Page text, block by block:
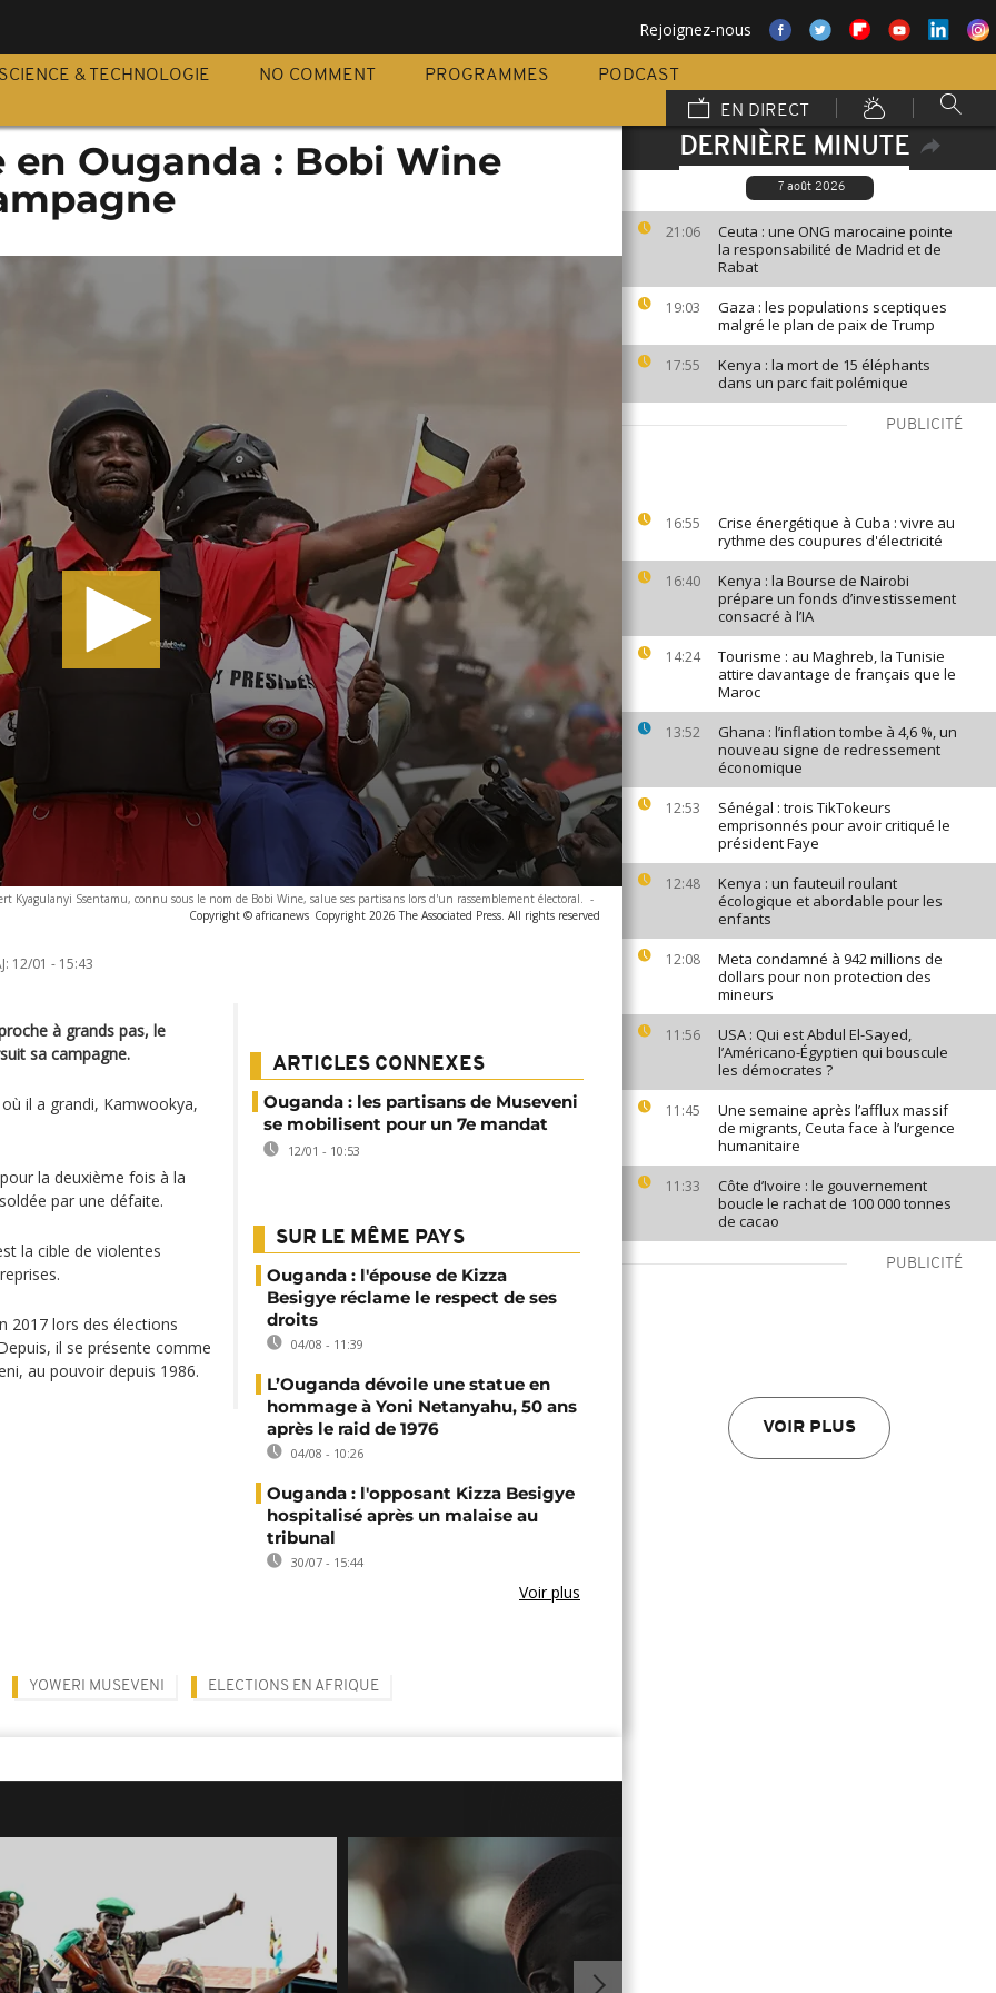
Rejoignez-nous
SCIENCE & TECHNOLOGIE NO COMMENT PROGRAMMES
PODCAST
EN DIRECT
DERNIÈRE MINUTE
7 août 2026
21:06
Ceuta : une ONG marocaine pointe
la responsabilité de Madrid et de
Rabat
19:03
Gaza : les populations sceptiques
malgré le plan de paix de Trump
17:55
Kenya : la mort de 15 éléphants
dans un parc fait polémique
PUBLICITÉ
16:55
Crise énergétique à Cuba : vivre au
rythme des coupures d'électricité
16:40
Kenya : la Bourse de Nairobi
prépare un fonds d’investissement
consacré à l’IA
14:24
Tourisme : au Maghreb, la Tunisie
attire davantage de français que le
Maroc
13:52
Ghana : l’inflation tombe à 4,6 %, un
nouveau signe de redressement
économique
12:53
Sénégal : trois TikTokeurs
emprisonnés pour avoir critiqué le
président Faye
12:48
Kenya : un fauteuil roulant
écologique et abordable pour les
enfants
12:08
Meta condamné à 942 millions de
dollars pour non protection des
mineurs
11:56
USA : Qui est Abdul El-Sayed,
l’Américano-Égyptien qui bouscule
les démocrates ?
11:45
Une semaine après l’afflux massif
de migrants, Ceuta face à l’urgence
humanitaire
11:33
Côte d’Ivoire : le gouvernement
boucle le rachat de 100 000 tonnes
de cacao
PUBLICITÉ
VOIR PLUS
en Ouganda : Bobi Wine
Kyagulanyi Ssentamu, connu sous le nom de Bobi Wine, salue ses partisans lors d'un rassemblement électoral. -
Copyright © africanews Copyright 2026 The Associated Press. All rights reserved
12/01 - 15:43
à grands pas, le
sa campagne.
il a grandi, Kamwookya,
la deuxième fois à la
par une défaite.
la cible de violentes
2017 lors des élections
il se présente comme
au pouvoir depuis 1986.
ARTICLES CONNEXES
Ouganda : les partisans de Museveni
se mobilisent pour un 7e mandat
12/01 - 10:53
SUR LE MÊME PAYS
Ouganda : l'épouse de Kizza
Besigye réclame le respect de ses
droits
04/08 - 11:39
L’Ouganda dévoile une statue en
hommage à Yoni Netanyahu, 50 ans
après le raid de 1976
04/08 - 10:26
Ouganda : l'opposant Kizza Besigye
hospitalisé après un malaise au
tribunal
30/07 - 15:44
Voir plus
YOWERI MUSEVENI ELECTIONS EN AFRIQUE